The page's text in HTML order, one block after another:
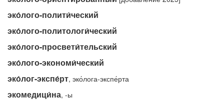
эко́лого-полити́ческий
эко́лого-политологи́ческий
эко́лого-просвети́тельский
эко́лого-экономи́ческий
эко́лог-экспе́рт, эко́лога-экспе́рта
экомедици́на, -ы